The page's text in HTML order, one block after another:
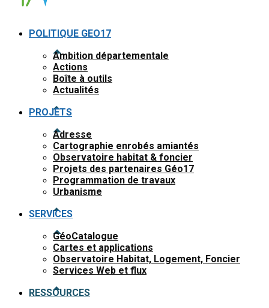
POLITIQUE GEO17
Ambition départementale
Actions
Boîte à outils
Actualités
PROJETS
Adresse
Cartographie enrobés amiantés
Observatoire habitat & foncier
Projets des partenaires Géo17
Programmation de travaux
Urbanisme
SERVICES
GéoCatalogue
Cartes et applications
Observatoire Habitat, Logement, Foncier
Services Web et flux
RESSOURCES